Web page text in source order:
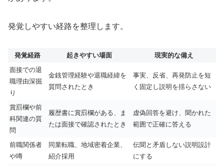
発覚しやすい経路を整理します。
発覚経路 起きやすい場面
現実的な備え
面接での退
職理由深掘
り
金銭管理経験や退職経緯を
質問されたとき
事実、反省、再発防止を短
く固定し説明を揺らさない
賞罰欄や前
科関連の質
問
履歴書に賞罰欄がある、ま
たは面接で確認されたとき
虚偽回答を避け、聞かれた
範囲で正確に答える
前職関係者
や噂
同業転職、地域密着企業、
紹介採用
伝聞と矛盾しない説明設計
にする